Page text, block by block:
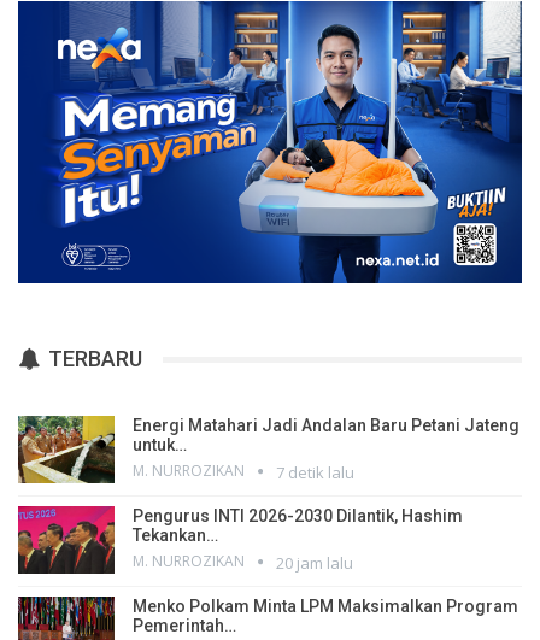
TERBARU
Energi Matahari Jadi Andalan Baru Petani Jateng
untuk…
M. NURROZIKAN 7 detik lalu
Pengurus INTI 2026-2030 Dilantik, Hashim
Tekankan…
M. NURROZIKAN 20 jam lalu
Menko Polkam Minta LPM Maksimalkan Program
Pemerintah…